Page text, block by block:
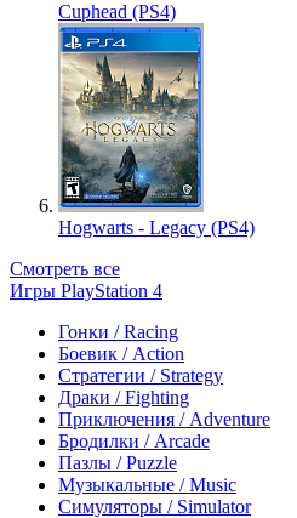
Cuphead (PS4)
Hogwarts - Legacy (PS4)
Смотреть все
Игры PlayStation 4
Гонки / Racing
Боевик / Action
Стратегии / Strategy
Драки / Fighting
Приключения / Adventure
Бродилки / Arcade
Пазлы / Puzzle
Музыкальные / Music
Симуляторы / Simulator